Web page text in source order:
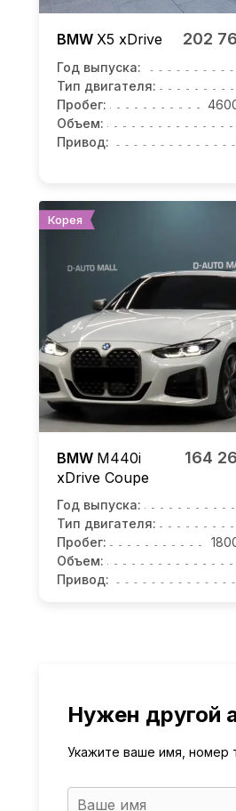
BMW X5 xDrive 202
Год выпуска:
Тип двигателя:
Пробег:
Объем:
Привод:
Корея
BMW M440i
xDrive Coupe
164
Год выпуска:
Тип двигателя:
Пробег:
Объем:
Привод:
Нужен другой
Укажите ваше имя, номер